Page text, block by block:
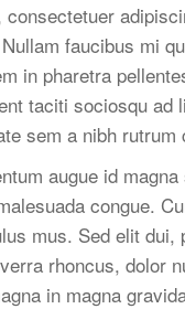
faucibus mi
in pharetra
taciti sociosqu ad
sem a nibh rutrum
augue id
congue.
mus. Sed elit dui,
rhoncus, dolor
in magna